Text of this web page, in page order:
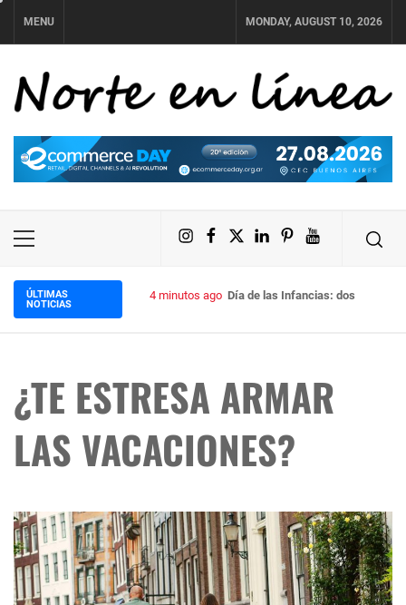
Skip
to
content
MENU MONDAY, AUGUST 10, 2026
NORTE EN LÍNEA
Primary
Instagram
Facebook
X LinkedIn
PinterestYouTube
ÚLTIMAS
NOTICIAS
4 minutos ago Día de las Infancias: dos
¿TE ESTRESA ARMAR
LAS VACACIONES?